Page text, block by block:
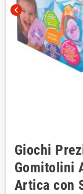
chevron_left
Giochi
Gomitolini
Artica con